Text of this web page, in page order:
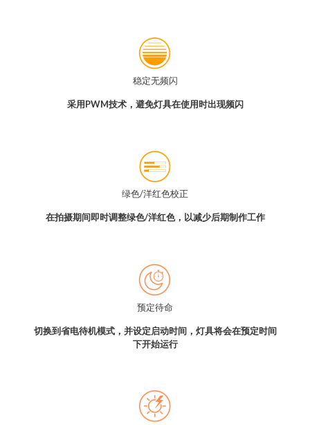
稳定无频闪
采用PWM技术，避免灯具在使用时出现频闪
绿色/洋红色校正
在拍摄期间即时调整绿色/洋红色，以减少后期制作工作
预定待命
切换到省电待机模式，并设定启动时间，灯具将会在预定时间
下开始运行